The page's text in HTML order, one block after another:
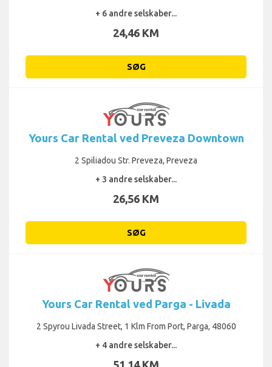
+ 6 andre selskaber...
24,46 KM
SØG
Yours Car Rental ved Preveza Downtown
2 Spiliadou Str. Preveza, Preveza
+ 3 andre selskaber...
26,56 KM
SØG
Yours Car Rental ved Parga - Livada
2 Spyrou Livada Street, 1 Klm From Port, Parga, 48060
+ 4 andre selskaber...
51,14 KM